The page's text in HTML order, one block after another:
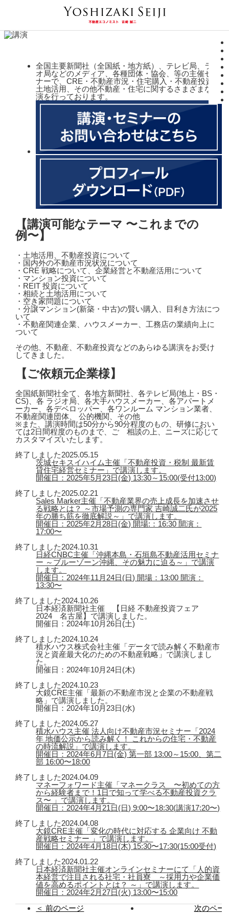
全国主要新聞社（全国紙・地方紙）、テレビ局、ラジ
オ局などのメディア、各種団体・協会、等の主催セミ
ナーで、CRE・不動産市況・住宅購入・不動産投資・
土地活用、その他不動産・住宅に関するさまざまな講
演を行っております。
【講演可能なテーマ 〜これまでの
例〜】
・土地活用、不動産投資について
・国内外の不動産市況状況について
・CRE 戦略について、企業経営と不動産活用について
・マンション投資について
・REIT 投資について
・相続と土地活用について
・空き家問題について
・分譲マンション(新築・中古)の賢い購入、目利き方法につ
いて
・不動産関連企業、ハウスメーカー、工務店の業績向上に
ついて
その他、不動産、不動産投資などのあらゆる講演をお受け
してきました。
【ご依頼元企業様】
全国紙新聞社全て、各地方新聞社、各テレビ局(地上・BS・
CS)、各 ラジオ局、各大手ハウスメーカー、各アパートメ
ーカー、各デベロッパー、各ワンルーム マンション業者、
不動産関連団体、 公的機関、その他
※また、講演時間は50分から90分程度のもの、研修におい
ては2日間程度のものまで、ご゙相談の上、ニーズに応じて
カスタマイズいたします。
終了しました2025.05.15
茨城セキスイハイム主催「不動産投資・税制 最新賃
貸住宅経営セミナー」で講演します。
開催日：2025年5月23日(金) 13:30～15:00(受付13:00)
終了しました2025.02.21
Sales Marker主催「不動産業界の売上成長を加速させ
る戦略とは？ ～市場予測の専門家 吉崎誠二氏が2025
年の勝ち筋を徹底解説～」で講演します。
開催日：2025年2月28日(金) 開場:：16:30 開演：
17:00〜
終了しました2024.10.31
日経CNBC主催「沖縄本島・石垣島不動産活用セミナ
ー ～ブルーゾーン沖縄、その魅力に迫る～」で講演
します。
開催日：2024年11月24日(日) 開場：13:00 開演：
13:30〜
終了しました2024.10.26
日本経済新聞社主催 【日経 不動産投資フェア
2024 名古屋】で講演しました。
開催日：2024年10月26日(土)
終了しました2024.10.24
積水ハウス株式会社主催「データで読み解く不動産市
況と資産最大化のための不動産戦略」で講演しまし
た。
開催日：2024年10月24日(木)
終了しました2024.10.23
大鏡CRE主催「最新の不動産市況と企業の不動産戦
略」で講演しました。
開催日：2024年10月23日(水)
終了しました2024.05.27
積水ハウス主催 法人向け不動産市況セミナー「2024
年 地価公示から読み解く！ これからの住宅・不動産
の時流解説」で講演します。
開催日：2024年6月7日(金) 第一部 13:00～15:00、第二
部 16:00〜18:00
終了しました2024.04.09
マネーフォワード主催「マネークラス 〜初めての方
から経験者まで！1日で知って学べる不動産投資クラ
ス〜 」で講演します。
開催日：2024年4月21日(日) 9:00〜18:30(講演17:20〜)
終了しました2024.04.08
大鏡CRE主催「変化の時代に対応する 企業向け 不動
産戦略セミナー 」で講演します。
開催日：2024年4月18日(木) 15:30〜17:30(15:00受付)
終了しました2024.01.22
日本経済新聞社主催オンラインセミナーにて「人的資
本経営で注目される社宅・社員寮 ～採用力や企業価
値を高めるポイントとは？ ～」で講演します。
開催日：2024年2月27日(火) 13:00〜15:00
＜ 前のページ
次のペー